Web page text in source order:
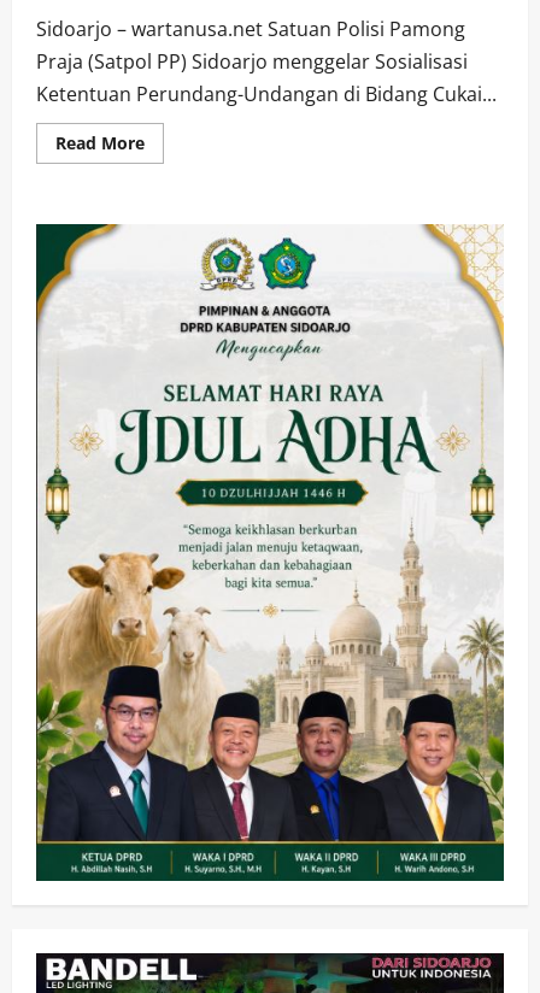
Sidoarjo – wartanusa.net Satuan Polisi Pamong
Praja (Satpol PP) Sidoarjo menggelar Sosialisasi
Ketentuan Perundang-Undangan di Bidang Cukai...
Read MoreRead
more
Undangan
Bidang
Rangka
Pemberantasan
Peredaran
Ilegal
di
Kabupetan
Sidoarjo
di
Kantor
Kecamatan
Kota
PANAS! Kalah Tender Proyek RSUD